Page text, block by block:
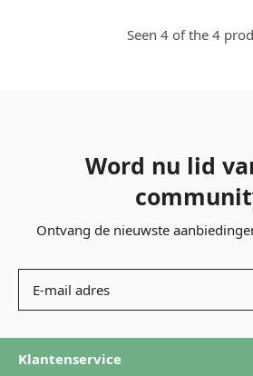
Seen 4 of the 4
Word nu lid
Ontvang de nieuwste
Klantenservice